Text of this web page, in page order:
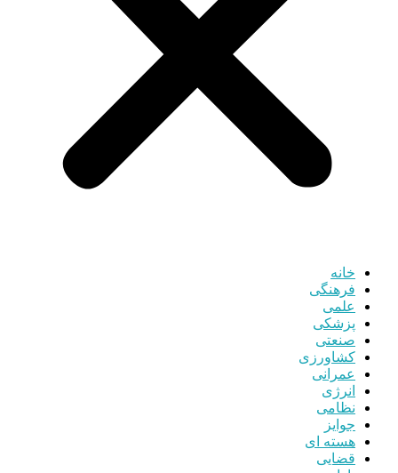
خانه
فرهنگی
علمی
پزشکی
صنعتی
کشاورزی
عمرانی
انرژی
نظامی
جوایز
هسته ای
قضایی